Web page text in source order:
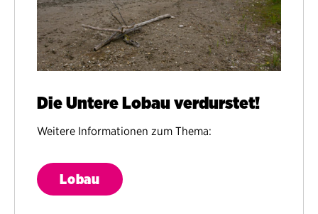
Die Untere Lobau verdurstet!
Weitere Informationen zum Thema:
Lobau